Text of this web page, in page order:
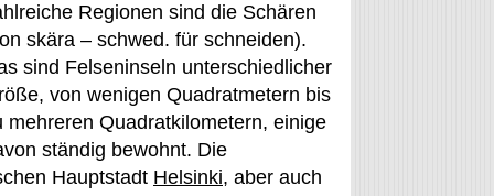
Regionen sind die Schären
skära – schwed. für schneiden).
sind Felseninseln unterschiedlicher
von wenigen Quadratmetern bis
mehreren Quadratkilometern, einige
ständig bewohnt. Die
Hauptstadt Helsinki, aber auch